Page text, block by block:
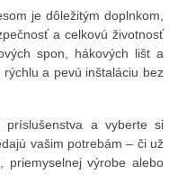
je dôležitým doplnkom,
a celkovú životnosť
spon, hákových lišt a
a pevú inštaláciu bez
príslušenstva a vyberte si
vašim potrebám – či už
výrobe alebo